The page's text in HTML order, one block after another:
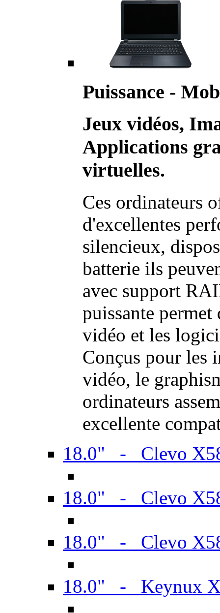
Puissance -
Jeux vidéos,
Applications
virtuelles.
Ces ordinateurs
d'excellentes
silencieux,
batterie ils
avec support
puissante permet
vidéo et les
Conçus pour les
vidéo, le
ordinateurs
excellente
18.0" - Clevo
18.0" - Clevo
18.0" - Clevo
18.0" - Keynux